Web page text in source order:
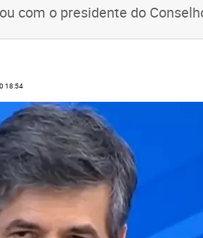
com o presidente do
18:54